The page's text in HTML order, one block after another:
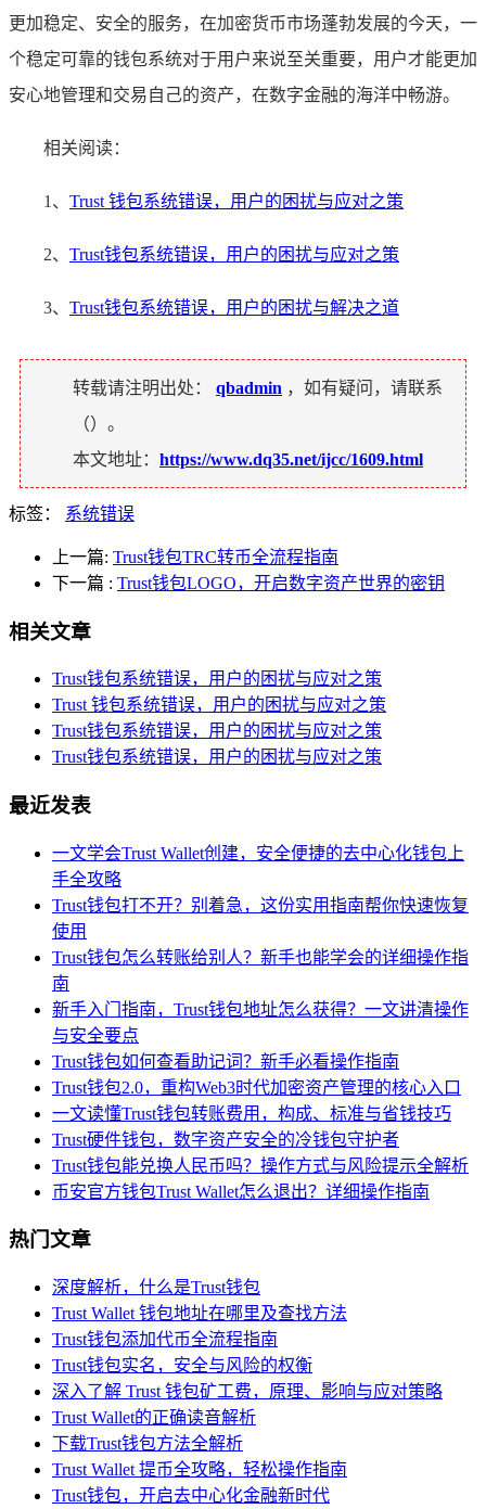
更加稳定、安全的服务，在加密货币市场蓬勃发展的今天，一
个稳定可靠的钱包系统对于用户来说至关重要，用户才能更加
安心地管理和交易自己的资产，在数字金融的海洋中畅游。
相关阅读：
1、 Trust 钱包系统错误，用户的困扰与应对之策
2、 Trust钱包系统错误，用户的困扰与应对之策
3、 Trust钱包系统错误，用户的困扰与解决之道
转载请注明出处： qbadmin ，如有疑问，请联系
（）。
本文地址： https://www.dq35.net/ijcc/1609.html
标签： 系统错误
上一篇: Trust钱包TRC转币全流程指南
下一篇 : Trust钱包LOGO，开启数字资产世界的密钥
相关文章
Trust钱包系统错误，用户的困扰与应对之策
Trust 钱包系统错误，用户的困扰与应对之策
Trust钱包系统错误，用户的困扰与应对之策
Trust钱包系统错误，用户的困扰与应对之策
最近发表
一文学会Trust Wallet创建，安全便捷的去中心化钱包上
手全攻略
Trust钱包打不开？别着急，这份实用指南帮你快速恢复
使用
Trust钱包怎么转账给别人？新手也能学会的详细操作指
南
新手入门指南，Trust钱包地址怎么获得？一文讲清操作
与安全要点
Trust钱包如何查看助记词？新手必看操作指南
Trust钱包2.0，重构Web3时代加密资产管理的核心入口
一文读懂Trust钱包转账费用，构成、标准与省钱技巧
Trust硬件钱包，数字资产安全的冷钱包守护者
Trust钱包能兑换人民币吗？操作方式与风险提示全解析
币安官方钱包Trust Wallet怎么退出？详细操作指南
热门文章
深度解析，什么是Trust钱包
Trust Wallet 钱包地址在哪里及查找方法
Trust钱包添加代币全流程指南
Trust钱包实名，安全与风险的权衡
深入了解 Trust 钱包矿工费，原理、影响与应对策略
Trust Wallet的正确读音解析
下载Trust钱包方法全解析
Trust Wallet 提币全攻略，轻松操作指南
Trust钱包，开启去中心化金融新时代